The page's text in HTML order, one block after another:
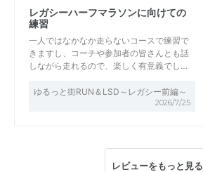
レガシーハーフマラソンに向けての
練習
一人ではなかなか走らないコースで練習で
きますし、コーチや参加者の皆さんとも話
しながら走れるので、楽しく有意義でし…
ゆるっと街RUN＆LSD～レガシー前編～
2026/7/25
レビューをもっと見る